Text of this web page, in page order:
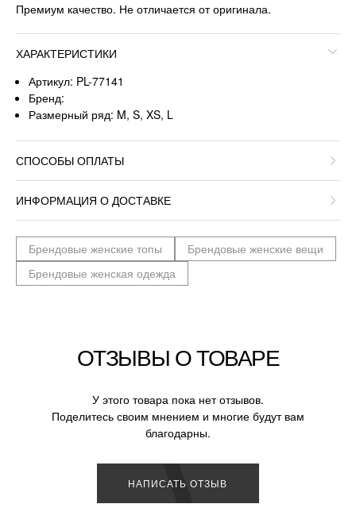
Премиум качество. Не отличается от оригинала.
ХАРАКТЕРИСТИКИ
Артикул: PL-77141
Бренд:
Размерный ряд: M, S, XS, L
СПОСОБЫ ОПЛАТЫ
ИНФОРМАЦИЯ О ДОСТАВКЕ
Брендовые женские топы
Брендовые женские вещи
Брендовые женская одежда
ОТЗЫВЫ О ТОВАРЕ
У этого товара пока нет отзывов.
Поделитесь своим мнением и многие будут вам
благодарны.
НАПИСАТЬ ОТЗЫВ